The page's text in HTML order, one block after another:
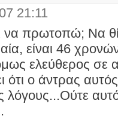
21:11
να πρωτοπώ; Να
είναι 46
ελεύθερος σε
ο άντρας
λόγους...Ούτε